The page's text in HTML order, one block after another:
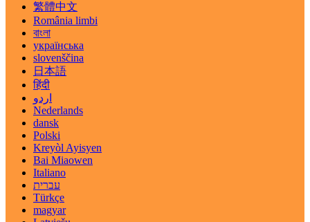
繁體中文
România limbi
বাংলা
українська
slovenščina
日本語
हिंदी
اردو
Nederlands
dansk
Polski
Kreyòl Ayisyen
Bai Miaowen
Italiano
עברית
Türkçe
magyar